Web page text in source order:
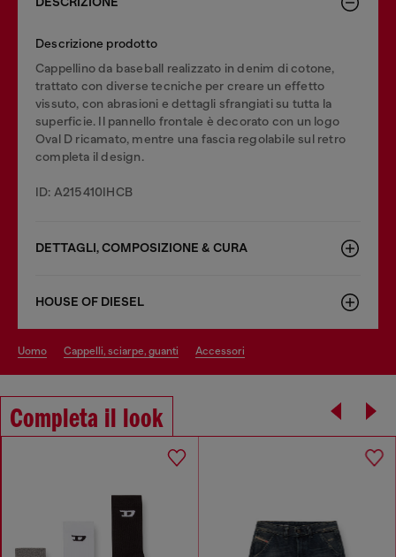
Descrizione prodotto
Cappellino da baseball realizzato in denim di cotone,
trattato con diverse tecniche per creare un effetto
vissuto, con abrasioni e dettagli sfrangiati su tutta la
superficie. Il pannello frontale è decorato con un logo
Oval D ricamato, mentre una fascia regolabile sul retro
completa il design.
ID: A215410IHCB
DETTAGLI, COMPOSIZIONE & CURA
HOUSE OF DIESEL
uomo cappelli, sciarpe, guanti accessori
Completa il look